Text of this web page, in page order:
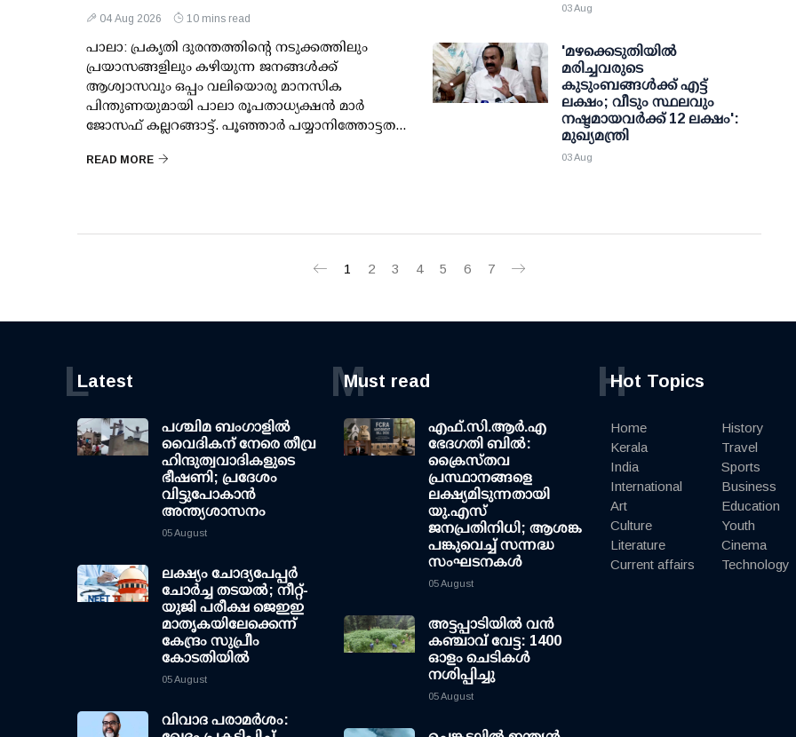
04 Aug 2026 10 mins read
പാലാ: പ്രകൃതി ദുരന്തത്തിന്റെ നടുക്കത്തിലും
പ്രയാസങ്ങളിലും കഴിയുന്ന ജനങ്ങള്‍ക്ക്
ആശ്വാസവും ഒപ്പം വലിയൊരു മാനസിക
പിന്തുണയുമായി പാലാ രൂപതാധ്യക്ഷന്‍ മാര്‍
ജോസഫ് കല്ലറങ്ങാട്ട്. പൂഞ്ഞാര്‍ പയ്യാനിത്തോട്ടത...
READ MORE
03 Aug
'മഴക്കെടുതിയില്‍
മരിച്ചവരുടെ
കുടുംബങ്ങള്‍ക്ക് എട്ട്
ലക്ഷം; വീടും സ്ഥലവും
നഷ്ടമായവര്‍ക്ക് 12 ലക്ഷം':
മുഖ്യമന്ത്രി
03 Aug
1 2 3 4 5 6 7
Latest
L
പശ്ചിമ ബംഗാളിൽ
വൈദികന് നേരെ തീവ്ര
ഹിന്ദുത്വവാദികളുടെ
ഭീഷണി; പ്രദേശം
വിട്ടുപോകാൻ
അന്ത്യശാസനം
05 August
ലക്ഷ്യം ചോദ്യപേപ്പര്‍
ചോര്‍ച്ച തടയല്‍; നീറ്റ്-
യുജി പരീക്ഷ ജെഇഇ
മാതൃകയിലേക്കെന്ന്
കേന്ദ്രം സുപ്രീം
കോടതിയില്‍
05 August
വിവാദ പരാമര്‍ശം:
Must read
M
എഫ്.സി.ആര്‍.എ
ഭേദഗതി ബില്‍:
ക്രൈസ്തവ
പ്രസ്ഥാനങ്ങളെ
ലക്ഷ്യമിടുന്നതായി
യു.എസ്
ജനപ്രതിനിധി; ആശങ്ക
പങ്കുവെച്ച് സന്നദ്ധ
സംഘടനകള്‍
05 August
അട്ടപ്പാടിയില്‍ വന്‍
കഞ്ചാവ് വേട്ട: 1400
ഓളം ചെടികള്‍
നശിപ്പിച്ചു
05 August
Hot Topics
H
Home
Kerala
India
International
Art
Culture
Literature
Current affairs
History
Travel
Sports
Business
Education
Youth
Cinema
Technology